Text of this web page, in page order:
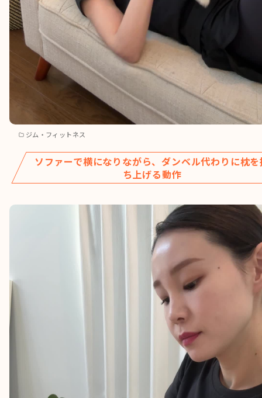
ジム・フィットネス
ソファーで横になりながら、ダンベル代わりに枕
ち上げる動作